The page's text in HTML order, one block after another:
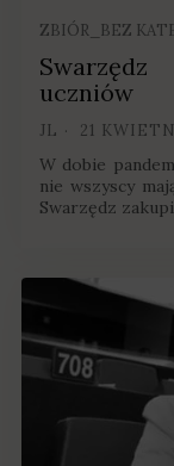
ZBIÓR_BEZ
uczniów
JL 21
W dobie
nie wszyscy
Swarzędz